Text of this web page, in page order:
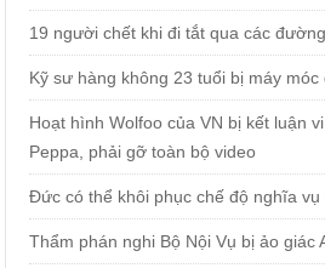
19 người chết khi đi tắt qua các
Kỹ sư hàng không 23 tuổi bị máy
Hoạt hình Wolfoo của VN bị kết luận
Peppa, phải gỡ toàn bộ video
Đức có thể khôi phục chế độ nghĩa
Thẩm phán nghi Bộ Nội Vụ bị ảo giác